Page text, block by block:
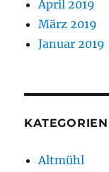
April 2019
März 2019
Januar 2019
KATEGORIEN
Altmühl